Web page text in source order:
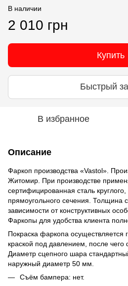
В наличии
2 010 грн
Купить
Быстрый
В избранное
Описание
Фаркоп производства «Vastol».
Житомир. При производстве
сертифицированная сталь круглого,
прямоугольного сечения. Толщина
зависимости от конструктивных
Фаркопы для удобства клиента
Покраска фаркопа осуществляется
краской под давлением, после чего
Диаметр сцепного шара
наружный диаметр 50 мм.
Съём бампера: нет.